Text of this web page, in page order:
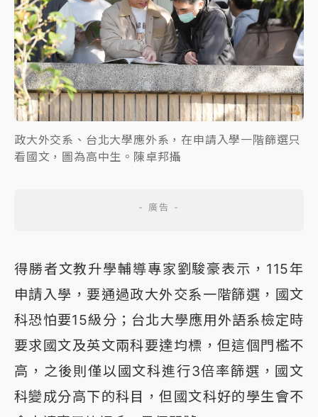
政大外交系、台北大學應外系，在申請入學一階篩選只
看國文，圖為高中生。陳卓邦攝
得勝者文教升學輔導專家劉駿豪表示，115年
申請入學，要通過政大外交系一階篩選，國文
科恐怕要15級分；台北大學應用外語系檢定時
要求國文及英文兩科要達均標，但這個門檻不
高，之後則僅以國文科進行3倍率篩選，國文
科變成分高下的科目，但國文科好的學生會不